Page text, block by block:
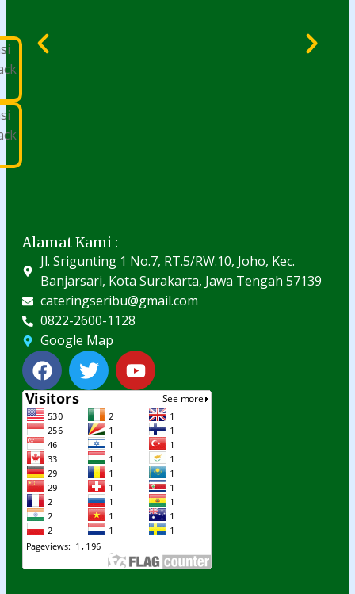
Alamat Kami :
Jl. Srigunting 1 No.7, RT.5/RW.10, Joho, Kec.
Banjarsari, Kota Surakarta, Jawa Tengah 57139
cateringseribu@gmail.com
0822-2600-1128
Google Map
F
a
c
e
b
o
o
k
T
w
i
t
t
e
r
Y
o
u